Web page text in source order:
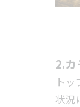
2.カ
ト
状況